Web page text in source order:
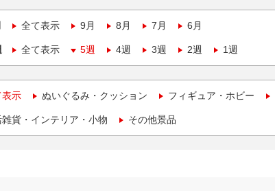
全て表示 9月 8月 7月 6月
全て表示 5週 4週 3週 2週 1週
表示 ぬいぐるみ・クッション フィギュア・ホビー
貨・インテリア・小物 その他景品